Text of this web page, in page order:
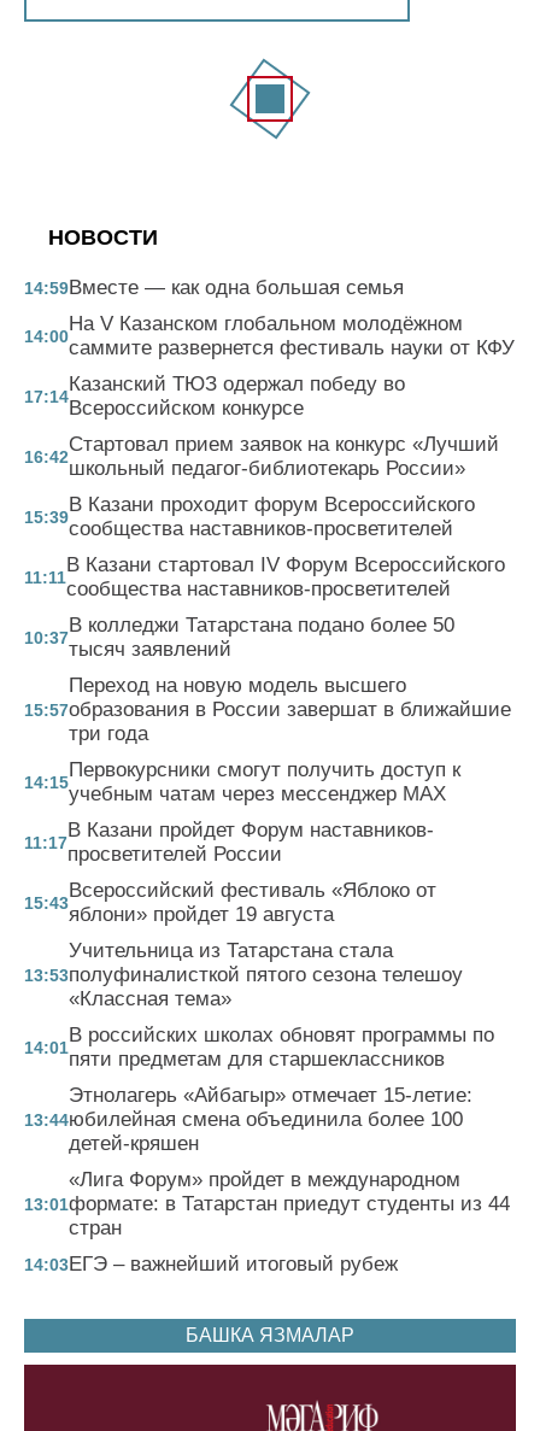
НОВОСТИ
14:59Вместе — как одна большая семья
14:00
На V Казанском глобальном молодёжном
саммите развернется фестиваль науки от КФУ
17:14
Казанский ТЮЗ одержал победу во
Всероссийском конкурсе
16:42
Стартовал прием заявок на конкурс «Лучший
школьный педагог-библиотекарь России»
15:39
В Казани проходит форум Всероссийского
сообщества наставников-просветителей
11:11
В Казани стартовал IV Форум Всероссийского
сообщества наставников-просветителей
10:37
В колледжи Татарстана подано более 50
тысяч заявлений
15:57
Переход на новую модель высшего
образования в России завершат в ближайшие
три года
14:15
Первокурсники смогут получить доступ к
учебным чатам через мессенджер MAX
11:17
В Казани пройдет Форум наставников-
просветителей России
15:43
Всероссийский фестиваль «Яблоко от
яблони» пройдет 19 августа
13:53
Учительница из Татарстана стала
полуфиналисткой пятого сезона телешоу
«Классная тема»
14:01
В российских школах обновят программы по
пяти предметам для старшеклассников
13:44
Этнолагерь «Айбагыр» отмечает 15-летие:
юбилейная смена объединила более 100
детей-кряшен
13:01
«Лига Форум» пройдет в международном
формате: в Татарстан приедут студенты из 44
стран
14:03ЕГЭ – важнейший итоговый рубеж
БАШКА ЯЗМАЛАР